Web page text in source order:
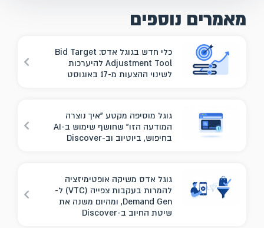
מאמרים נוספים
כלי חדש בגוגל אדס: Bid Target
Adjustment Tool להיערכות
לשינוי ההצעות מ-17 באוגוסט
גוגל מוסיפה מקטע "איך נוצרה
המודעה הזו" שחושף שימוש ב-AI
בחיפוש, ביוטיוב וב-Discover
גוגל אדס משיקה אופטימיזציה
להמרות בעקבות צפייה (VTC) ל-
Demand Gen, ומהיום משנה את
שיטת החיוב ב-Discover